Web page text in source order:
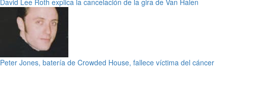
David Lee Roth explica la cancelación de la gira de Van Halen
Peter Jones, batería de Crowded House, fallece víctima del cáncer